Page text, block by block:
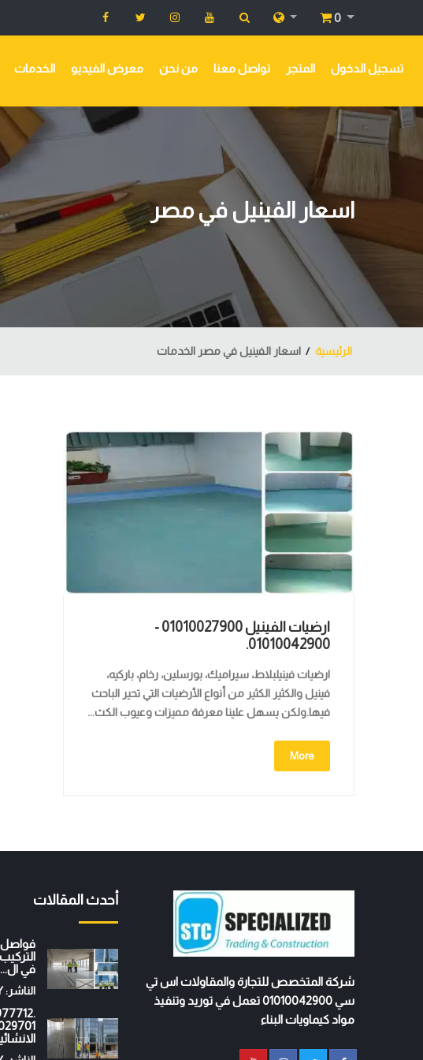
0
الخدمات معرض الفيديو من نحن تواصل معنا المتجر تسجيل الدخول
اسعار الفينيل في مصر
الرئيسية اسعار الفينيل في مصر الخدمات
ارضيات الفينيل 01010027900 -
01010042900.
ارضيات فينيلبلاط، سيراميك، بورسلين، رخام، باركيه،
فينيل والكثير الكثير من أنواع الأرضيات التي تحير الباحث
فيها.ولكن يسهل علينا معرفة مميزات وعيوب الكث...
More
شركة المتخصص للتجارة والمقاولات اس تي
سي 01010042900 تعمل في توريد وتنفيذ
مواد كيماويات البناء
أحدث المقالات
فواصل
في ال...
الناشر: KHALAD ELKADY